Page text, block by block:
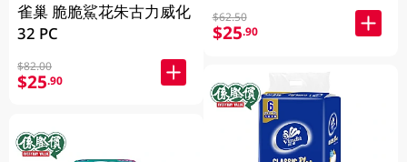
雀巢 脆脆鯊花朱古力威化
32 PC
$82.00
$25.90
$62.50
$25.90